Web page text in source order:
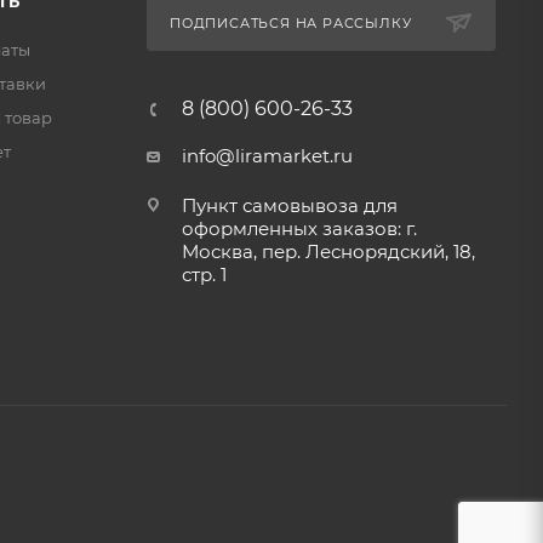
товар
ПОДПИСАТЬСЯ НА РАССЫЛКУ
8 (800) 600-26-33
info@liramarket.ru
Пункт самовывоза для
оформленных заказов: г.
Москва, пер. Леснорядский, 18,
стр. 1